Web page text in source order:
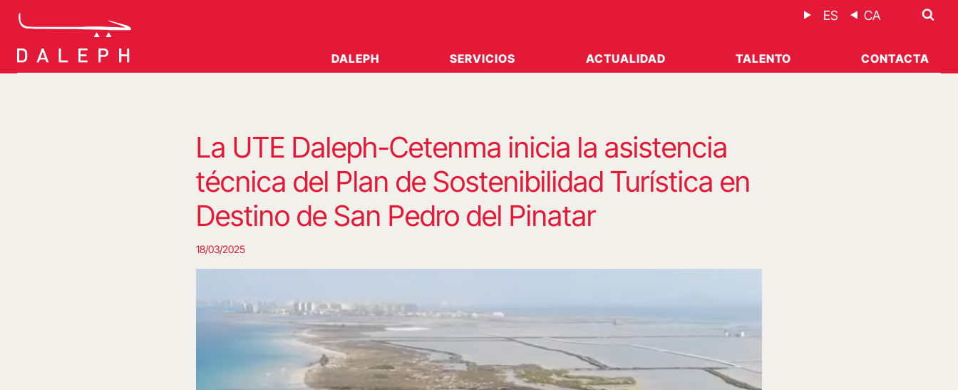
ES CA
DALEPH SERVICIOS ACTUALIDAD TALENTO CONTACTA
La UTE Daleph-Cetenma inicia la asistencia
técnica del Plan de Sostenibilidad Turística en
Destino de San Pedro del Pinatar
18/03/2025